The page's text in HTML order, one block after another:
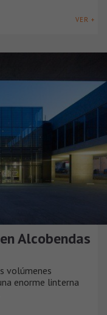
VER +
Alcobendas
volúmenes
enorme linterna